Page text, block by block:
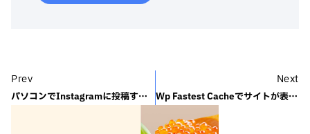
Prev
パソコンでInstagramに投稿する方法を詳しく解説いたします。
Next
Wp Fastest Cacheでサイトが表示されなくなっても慌てず焦らず落ち着いて…